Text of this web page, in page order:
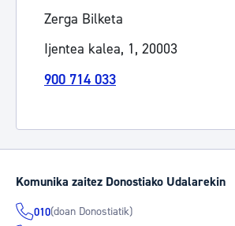
Zerga Bilketa
Ijentea kalea, 1, 20003
900 714 033
Komunika zaitez Donostiako Udalarekin
010(doan Donostiatik)